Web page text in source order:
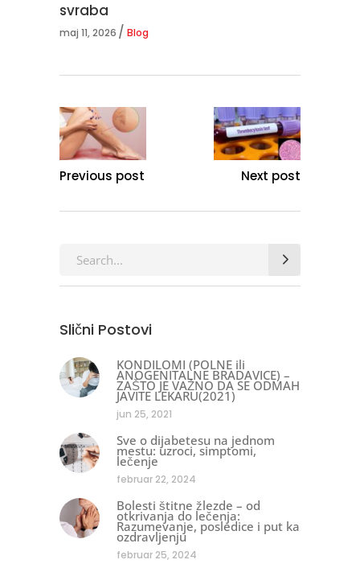
svraba
maj 11, 2026 Blog
Previous post Next post
Search
Slični Postovi
KONDILOMI (POLNE ili
ANOGENITALNE BRADAVICE) –
ZAŠTO JE VAŽNO DA SE ODMAH
JAVITE LEKARU(2021)
jun 25, 2021
Sve o dijabetesu na jednom
mestu: uzroci, simptomi,
lečenje
februar 22, 2024
Bolesti štitne žlezde – od
otkrivanja do lečenja:
Razumevanje, posledice i put ka
ozdravljenju
februar 25, 2024